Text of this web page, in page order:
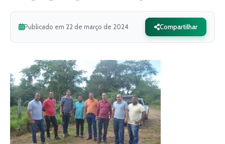
Publicado em 22 de março de 2024 Compartilhar